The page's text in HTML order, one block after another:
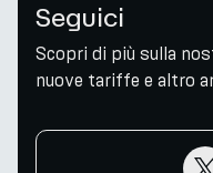
Seguici
Scopri di più sulla
nuove tariffe e altro